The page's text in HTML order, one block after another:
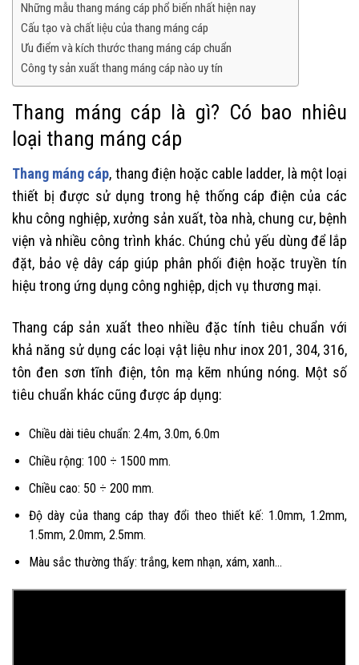
Những mẫu thang máng cáp phổ biến nhất hiện nay
Cấu tạo và chất liệu của thang máng cáp
Ưu điểm và kích thước thang máng cáp chuẩn
Công ty sản xuất thang máng cáp nào uy tín
Thang máng cáp là gì? Có bao nhiêu
loại thang máng cáp
Thang máng cáp, thang điện hoặc cable ladder, là một loại
thiết bị được sử dụng trong hệ thống cáp điện của các
khu công nghiệp, xưởng sản xuất, tòa nhà, chung cư, bệnh
viện và nhiều công trình khác. Chúng chủ yếu dùng để lắp
đặt, bảo vệ dây cáp giúp phân phối điện hoặc truyền tín
hiệu trong ứng dụng công nghiệp, dịch vụ thương mại.
Thang cáp sản xuất theo nhiều đặc tính tiêu chuẩn với
khả năng sử dụng các loại vật liệu như inox 201, 304, 316,
tôn đen sơn tĩnh điện, tôn mạ kẽm nhúng nóng. Một số
tiêu chuẩn khác cũng được áp dụng:
Chiều dài tiêu chuẩn: 2.4m, 3.0m, 6.0m
Chiều rộng: 100 ÷ 1500 mm.
Chiều cao: 50 ÷ 200 mm.
Độ dày của thang cáp thay đổi theo thiết kế: 1.0mm, 1.2mm,
1.5mm, 2.0mm, 2.5mm.
Màu sắc thường thấy: trắng, kem nhạn, xám, xanh…